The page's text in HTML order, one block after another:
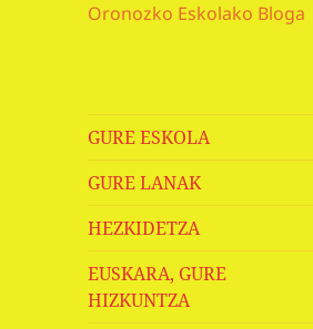
Oronozko Eskolako Bloga
GURE ESKOLA
GURE LANAK
HEZKIDETZA
EUSKARA, GURE
HIZKUNTZA